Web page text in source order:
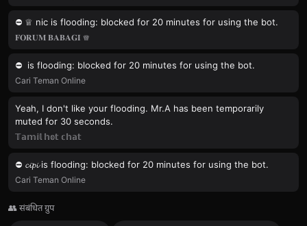
⛔️ ♕ nic is flooding: blocked for 20 minutes for using the bot.
𝐅𝐎𝐑𝐔𝐌 𝐁𝐀𝐁𝐀𝐆𝐈 ♕
⛔️ ️️️️⁪⁬ is flooding: blocked for 20 minutes for using the bot.
Cari Teman Online
Yeah, I don't like your flooding. Mr.​A has been temporarily
muted for 30 seconds.
𝕋𝕒𝕞𝕚𝕝 𝕙𝕠𝕥 𝕔𝕙𝕒𝕥
⛔️ 𝓬𝓲𝓹𝓲 is flooding: blocked for 20 minutes for using the bot.
Cari Teman Online
👥 संबंधित ग्रुप